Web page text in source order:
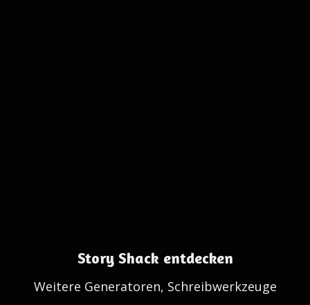
Story Shack entdecken
Weitere Generatoren, Schreibwerkzeuge